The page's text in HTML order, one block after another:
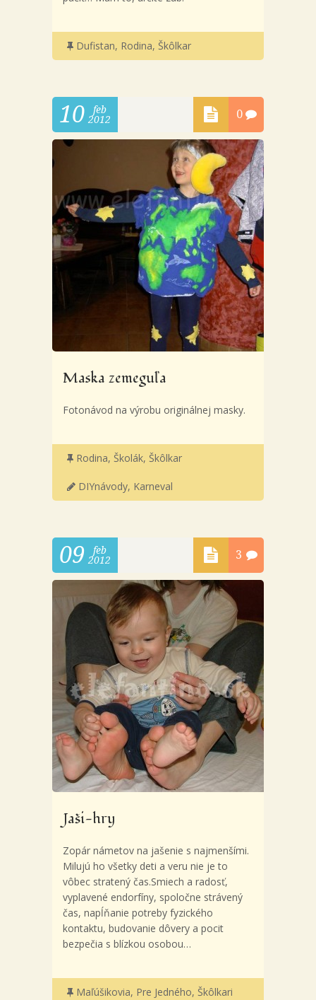
Dufistan, Rodina, Škôlkar
10
feb
2012
0
Maska zemeguľa
Fotonávod na výrobu originálnej masky.
Rodina, Školák, Škôlkar
DIYnávody, Karneval
09
feb
2012
3
Jaši-hry
Zopár námetov na jašenie s najmenšími.
Milujú ho všetky deti a veru nie je to
vôbec stratený čas.Smiech a radosť,
vyplavené endorfíny, spoločne strávený
čas, napĺňanie potreby fyzického
kontaktu, budovanie dôvery a pocit
bezpečia s blízkou osobou…
Maľúšikovia, Pre Jedného, Škôlkari